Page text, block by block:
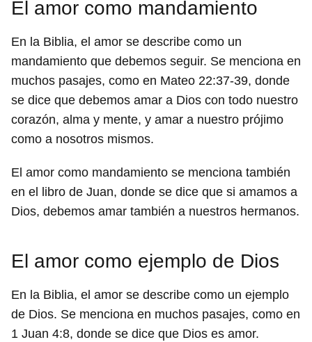
El amor como mandamiento
En la Biblia, el amor se describe como un
mandamiento que debemos seguir. Se menciona en
muchos pasajes, como en Mateo 22:37-39, donde
se dice que debemos amar a Dios con todo nuestro
corazón, alma y mente, y amar a nuestro prójimo
como a nosotros mismos.
El amor como mandamiento se menciona también
en el libro de Juan, donde se dice que si amamos a
Dios, debemos amar también a nuestros hermanos.
El amor como ejemplo de Dios
En la Biblia, el amor se describe como un ejemplo
de Dios. Se menciona en muchos pasajes, como en
1 Juan 4:8, donde se dice que Dios es amor.